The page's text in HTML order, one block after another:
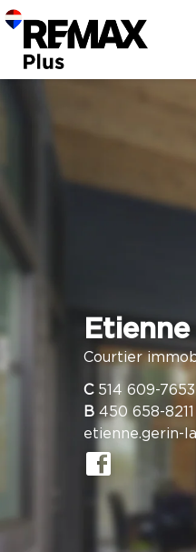
Courtier
C 514 609-7653
B 450 658-8211
etienne.gerin-